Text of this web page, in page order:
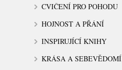
CVIČENÍ PRO POHODU
HOJNOST A PŘÁNÍ
INSPIRUJÍCÍ KNIHY
KRÁSA A SEBEVĚDOMÍ